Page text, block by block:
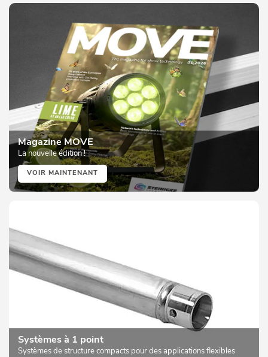
Magazine MOVE
La nouvelle édition !
VOIR MAINTENANT
Systèmes à 1 point
Systèmes de structure compacts pour des applications flexibles